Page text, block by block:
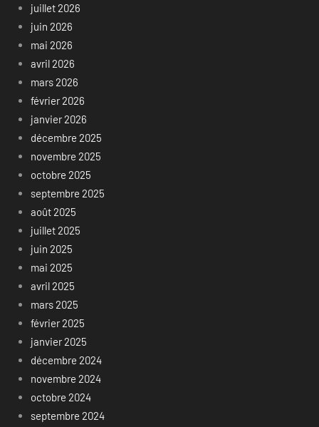
juillet 2026
juin 2026
mai 2026
avril 2026
mars 2026
février 2026
janvier 2026
décembre 2025
novembre 2025
octobre 2025
septembre 2025
août 2025
juillet 2025
juin 2025
mai 2025
avril 2025
mars 2025
février 2025
janvier 2025
décembre 2024
novembre 2024
octobre 2024
septembre 2024